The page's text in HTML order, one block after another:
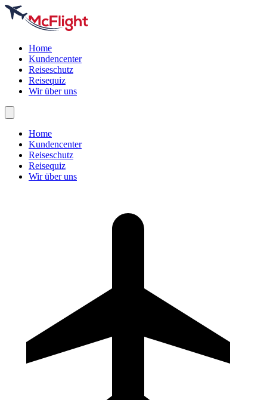
Home
Kundencenter
Reiseschutz
Reisequiz
Wir über uns
Home
Kundencenter
Reiseschutz
Reisequiz
Wir über uns